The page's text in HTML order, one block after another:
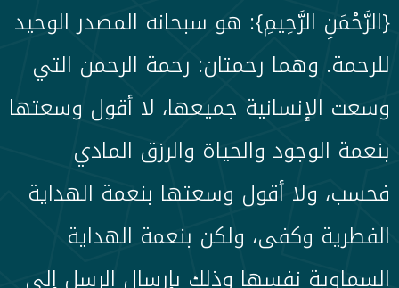
{الرَّحْمَنِ الرَّحِيمِ}: هو سبحانه المصدر الوحيد
للرحمة. وهما رحمتان: رحمة الرحمن التي
وسعت الإنسانية جميعها، لا أقول وسعتها
بنعمة الوجود والحياة والرزق المادي
فحسب، ولا أقول وسعتها بنعمة الهداية
الفطرية وكفى، ولكن بنعمة الهداية
السماوية نفسها وذلك بإرسال الرسل إلى